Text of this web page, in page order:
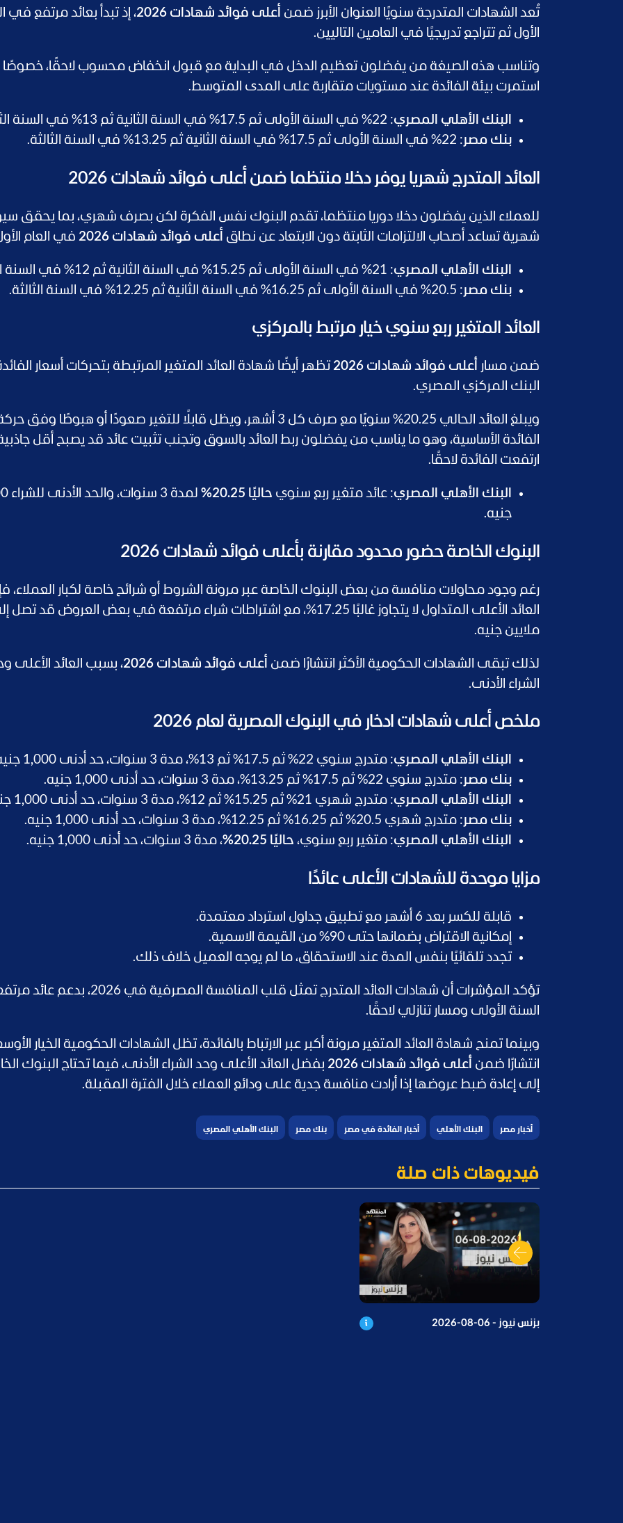
تُعد الشهادات المتدرجة سنويًا العنوان الأبرز ضمن أعلى فوائد شهادات 2026
، إذ تبدأ بعائد مرتفع في
الأول ثم تتراجع تدريجيًا في العامين التاليين.
وتناسب هذه الصيغة من يفضلون تعظيم الدخل في البداية مع قبول انخفاض محسوب لاحقًا، خصوصًا
استمرت بيئة الفائدة عند مستويات متقاربة على المدى المتوسط.
البنك الأهلي المصري: 22% في السنة الأولى ثم 17.5% في السنة الثانية ثم 13% في السنة الثالثة.
بنك مصر: 22% في السنة الأولى ثم 17.5% في السنة الثانية ثم 13.25% في السنة الثالثة.
العائد المتدرج شهريا يوفر دخلا منتظما ضمن أعلى فوائد شهادات 2026
للعملاء الذين يفضلون دخلا دوريا منتظما، تقدم البنوك نفس الفكرة لكن بصرف شهري، بما يحقق
شهرية تساعد أصحاب الالتزامات الثابتة دون الابتعاد عن نطاق أعلى فوائد شهادات 2026 في العام
البنك الأهلي المصري: 21% في السنة الأولى ثم 15.25% في السنة الثانية ثم 12% في السنة الثالثة.
بنك مصر: 20.5% في السنة الأولى ثم 16.25% في السنة الثانية ثم 12.25% في السنة الثالثة.
العائد المتغير ربع سنوي خيار مرتبط بالمركزي
ضمن مسار أعلى فوائد شهادات 2026
تظهر أيضًا شهادة العائد المتغير المرتبطة بتحركات أسعار
البنك المركزي المصري.
ويبلغ العائد الحالي 20.25% سنويًا مع صرف كل 3 أشهر، ويظل قابلًا للتغير صعودًا أو هبوطًا وفق
الفائدة الأساسية، وهو ما يناسب من يفضلون ربط العائد بالسوق وتجنب تثبيت عائد قد يصبح أقل جاذبية
ارتفعت الفائدة لاحقًا.
البنك الأهلي المصري: عائد متغير ربع سنوي حاليًا 20.25%
لمدة 3
جنيه.
البنوك الخاصة حضور محدود مقارنة بأعلى فوائد شهادات 2026
رغم وجود محاولات منافسة من بعض البنوك الخاصة عبر مرونة الشروط أو شرائح خاصة لكبار العملاء،
ملايين جنيه.
لذلك تبقى الشهادات الحكومية الأكثر انتشارًا ضمن أعلى فوائد شهادات 2026
، بسبب العائد الأعلى
الشراء الأدنى.
ملخص أعلى شهادات ادخار في البنوك المصرية لعام 2026
البنك الأهلي المصري: متدرج سنوي 22% ثم 17.5% ثم 13%، مدة 3 سنوات، حد أدنى 1,000 جنيه.
بنك مصر: متدرج سنوي 22% ثم 17.5% ثم 13.25%، مدة 3 سنوات، حد أدنى 1,000 جنيه.
البنك الأهلي المصري: متدرج شهري 21% ثم 15.25% ثم 12%، مدة 3 سنوات، حد أدنى 1,000 جنيه.
بنك مصر: متدرج شهري 20.5% ثم 16.25% ثم 12.25%، مدة 3 سنوات، حد أدنى 1,000 جنيه.
البنك الأهلي المصري: متغير ربع سنوي، حاليًا 20.25% ، مدة 3 سنوات، حد أدنى 1,000 جنيه.
مزايا موحدة للشهادات الأعلى عائدًا
قابلة للكسر بعد 6 أشهر مع تطبيق جداول استرداد معتمدة.
إمكانية الاقتراض بضمانها حتى 90% من القيمة الاسمية.
تجدد تلقائيًا بنفس المدة عند الاستحقاق، ما لم يوجه العميل خلاف ذلك.
تؤكد المؤشرات أن شهادات العائد المتدرج تمثل قلب المنافسة المصرفية
السنة الأولى ومسار تنازلي لاحقًا.
وبينما تمنح شهادة العائد المتغير مرونة أكبر عبر الارتباط بالفائدة، تظل الشهادات الحكومية الخيار
انتشارًا ضمن أعلى فوائد شهادات 2026
بفضل العائد الأعلى وحد الشراء الأدنى، فيما تحتاج البنوك
إلى إعادة ضبط عروضها إذا أرادت منافسة جدية على ودائع العملاء خلال الفترة المقبلة.
أخبار مصر البنك الأهلي أخبار الفائدة في مصر بنك مصر البنك الأهلي المصري
فيديوهات ذات صلة
بزنس نيوز - 06-08-2026